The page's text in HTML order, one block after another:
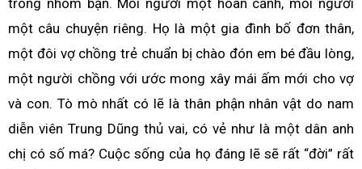
một câu chuyện riêng. Họ là một gia đình bố đơn thân,
một đôi vợ chồng trẻ chuẩn bị chào đón em bé đầu lòng,
một người chồng với ước mong xây mái ấm mới cho vợ
và con. Tò mò nhất có lẽ là thân phận nhân vật do nam
diễn viên Trung Dũng thủ vai, có vẻ như là một dân anh
chị có số má? Cuộc sống của họ đáng lẽ sẽ rất “đời” rất